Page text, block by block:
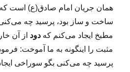
همان جریان امام صادق(ع) است
ساخت و ساز بود، پرسید چه
مطبخ ایجاد می‌کنم کهدود از آن
مثبت را اینگونه به ما آموخت:
پرسید چه می‌کنی بگو سوراخی